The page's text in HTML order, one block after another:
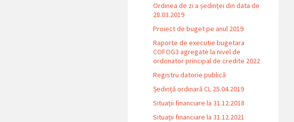
Ordinea de zi a ședinței din data de
28.03.2019
Proiect de buget pe anul 2019
Raporte de executie bugetara
COFOG3 agregate la nivel de
ordonator principal de credite 2022
Registru datorie publică
Ședință ordinară CL 25.04.2019
Situații financiare la 31.12.2018
Situaţii financiare la 31.12.2021